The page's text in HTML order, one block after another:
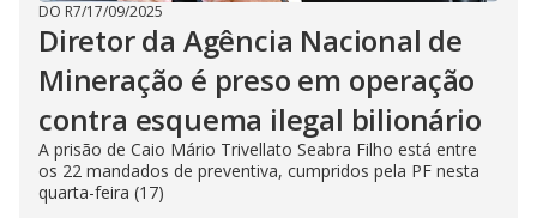
DO R7/17/09/2025
Diretor da Agência Nacional de
Mineração é preso em operação
contra esquema ilegal bilionário
A prisão de Caio Mário Trivellato Seabra Filho está entre
os 22 mandados de preventiva, cumpridos pela PF nesta
quarta-feira (17)